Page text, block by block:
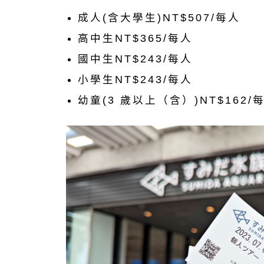
成人(含大學生)NT$507/每人
高中生NT$365/每人
國中生NT$243/每人
小學生NT$243/每人
幼童(3 歲以上（含）)NT$162/